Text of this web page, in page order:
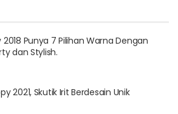
2018 Punya 7 Pilihan Warna Dengan
dan Stylish.
2021, Skutik Irit Berdesain Unik